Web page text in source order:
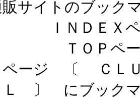
サイトのブック
ＩＮＤＥＸ
ＴＯＰペ
ページ 〔 ＣＬ
Ｌ 〕 にブックマ